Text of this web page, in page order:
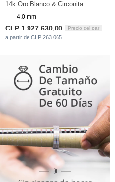
14k Oro Blanco & Circonita
4.0 mm
CLP 1.927.630,00 Precio del par
a partir de CLP 263.065